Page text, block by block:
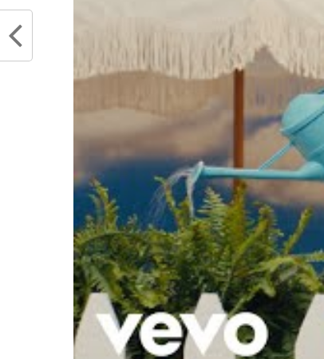
Articles similaires
Quand Victor Wembanyama et ses
2.19 mètres shootent sur la
défense comme Stephen Curry, le
résultat est indécent…
octobre 1, 2022
Dans "Actualités"
RELATED TOPICS BETCLIC ELITE